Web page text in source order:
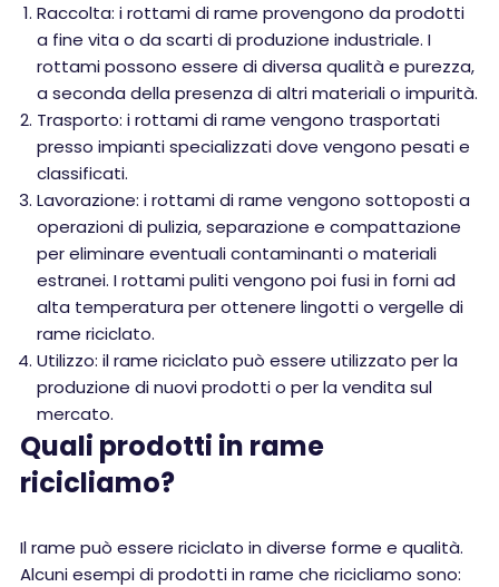
Raccolta: i rottami di rame provengono da prodotti
a fine vita o da scarti di produzione industriale. I
rottami possono essere di diversa qualità e purezza,
a seconda della presenza di altri materiali o impurità.
Trasporto: i rottami di rame vengono trasportati
presso impianti specializzati dove vengono pesati e
classificati.
Lavorazione: i rottami di rame vengono sottoposti a
operazioni di pulizia, separazione e compattazione
per eliminare eventuali contaminanti o materiali
estranei. I rottami puliti vengono poi fusi in forni ad
alta temperatura per ottenere lingotti o vergelle di
rame riciclato.
Utilizzo: il rame riciclato può essere utilizzato per la
produzione di nuovi prodotti o per la vendita sul
mercato.
Quali prodotti in rame
ricicliamo?
Il rame può essere riciclato in diverse forme e qualità.
Alcuni esempi di prodotti in rame che ricicliamo sono: